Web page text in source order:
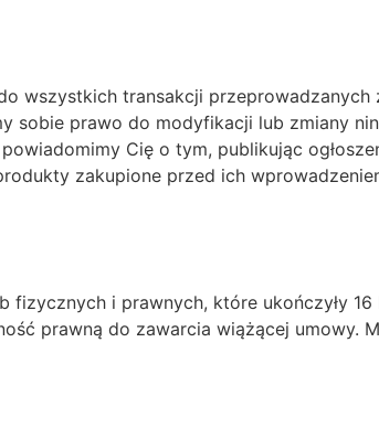
wszystkich transakcji
sobie prawo do modyfikacji lub zmiany
Cię o tym, publikując
zakupione przed ich
fizycznych i prawnych, które ukończyły
prawną do zawarcia wiążącej umowy.